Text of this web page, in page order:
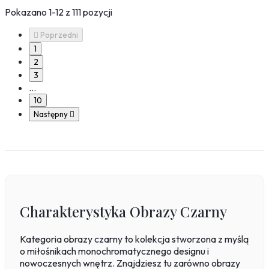
Pokazano 1-12 z 111 pozycji
 Poprzedni
1
2
3
…
10
Następny 
Charakterystyka Obrazy Czarny
Kategoria obrazy czarny to kolekcja stworzona z myślą
o miłośnikach monochromatycznego designu i
nowoczesnych wnętrz. Znajdziesz tu zarówno obrazy